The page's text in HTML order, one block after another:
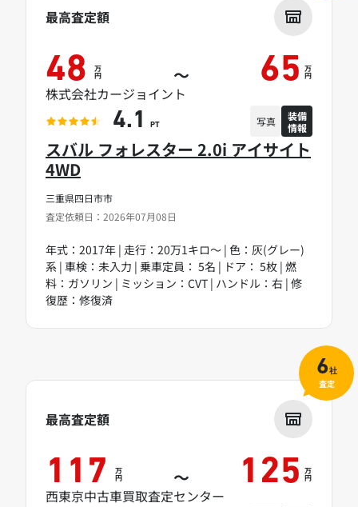
三重県四日市市
査定依頼日：2026年07月08日
スバル フォレスター 2.0i アイサイト
4WD
年式：2017年 | 走行：20万1キロ～ | 色：灰(グレー)
系 | 車検：未入力 | 乗車定員： 5名 | ドア： 5枚 | 燃
料：ガソリン | ミッション：CVT | ハンドル：右 | 修
復歴：修復済
最高査定額
48 万
円 ～ 65 万
円
株式会社カージョイント
4.1 PT 写真
装備
情報
最高査定額
117 万
円 ～ 125 万
円
西東京中古車買取査定センター
6社
査定